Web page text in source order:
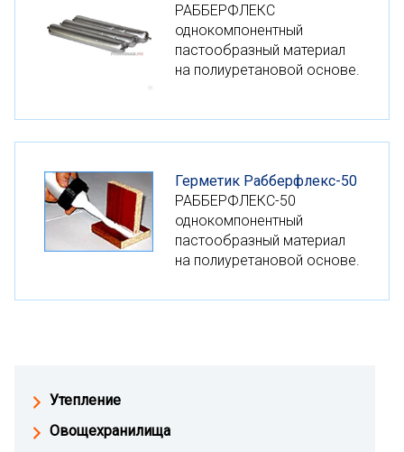
Утепление
Овощехранилища
РАББЕРФЛЕКС
однокомпонентный
пастообразный материал
на полиуретановой основе.
Герметик Рабберфлекс-50
РАББЕРФЛЕКС-50
однокомпонентный
пастообразный материал
на полиуретановой основе.